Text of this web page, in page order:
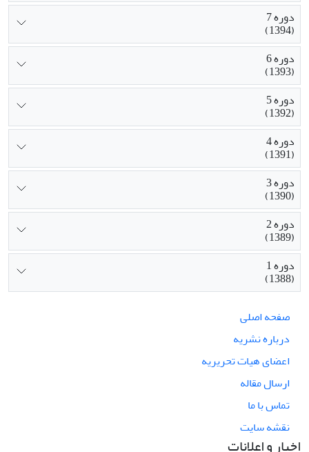
دوره 7
(1394)
دوره 6
(1393)
دوره 5
(1392)
دوره 4
(1391)
دوره 3
(1390)
دوره 2
(1389)
دوره 1
(1388)
صفحه اصلی
درباره نشریه
اعضای هیات تحریریه
ارسال مقاله
تماس با ما
نقشه سایت
اخبار و اعلانات